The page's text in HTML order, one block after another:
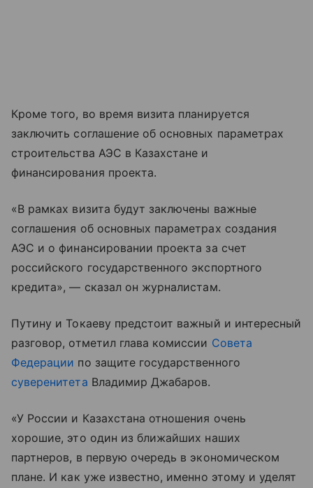
Кроме того, во время визита планируется
заключить соглашение об основных параметрах
строительства АЭС в Казахстане и
финансирования проекта.
«В рамках визита будут заключены важные
соглашения об основных параметрах создания
АЭС и о финансировании проекта за счет
российского государственного экспортного
кредита», — сказал он журналистам.
Путину и Токаеву предстоит важный и интересный
разговор, отметил глава комиссии Совета
Федерации по защите государственного
суверенитета Владимир Джабаров.
«У России и Казахстана отношения очень
хорошие, это один из ближайших наших
партнеров, в первую очередь в экономическом
плане. И как уже известно, именно этому и уделят